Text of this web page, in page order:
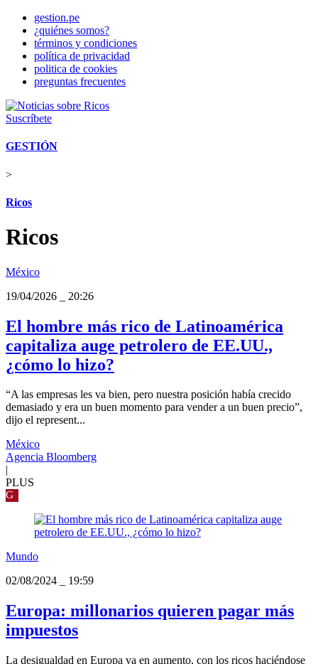
gestion.pe
¿quiénes somos?
términos y condiciones
política de privacidad
politica de cookies
preguntas frecuentes
Suscríbete
GESTIÓN
>
Ricos
Ricos
México
19/04/2026
20:26
El hombre más rico de Latinoamérica
capitaliza auge petrolero de EE.UU.,
¿cómo lo hizo?
“A las empresas les va bien, pero nuestra posición había crecido
demasiado y era un buen momento para vender a un buen precio”,
dijo el represent...
México
Agencia Bloomberg
PLUS
G
Mundo
02/08/2024
19:59
Europa: millonarios quieren pagar más
impuestos
La desigualdad en Europa va en aumento, con los ricos haciéndose